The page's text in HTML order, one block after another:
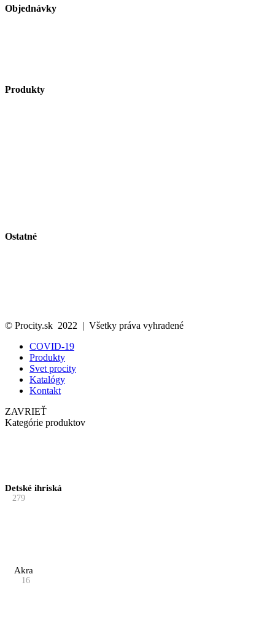
Objednávky
Produkty
Ostatné
© Procity.sk 2022 | Všetky práva vyhradené
COVID-19
Produkty
Svet procity
Katalógy
Kontakt
ZAVRIEŤ
Kategórie produktov
Detské ihriská
279
Akra
16